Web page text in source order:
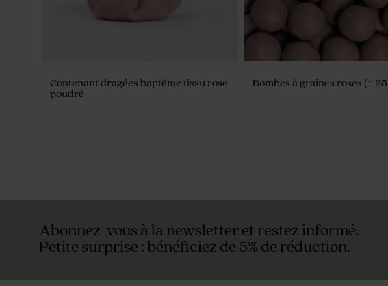
Contenant dragées baptême tissu rose
poudré
Bombes à graines roses (±
Abonnez-vous à la newsletter et restez informé.
Petite surprise : bénéficiez de 5% de réduction.